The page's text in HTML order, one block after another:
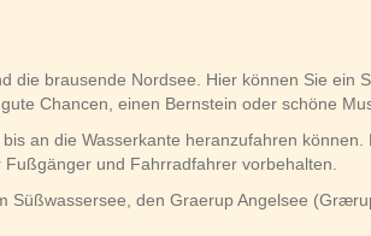
brausende Nordsee. Hier können Sie ein
Chancen, einen Bernstein oder schöne
an die Wasserkante heranzufahren
und Fahrradfahrer vorbehalten.
Süßwassersee, den Graerup Angelsee